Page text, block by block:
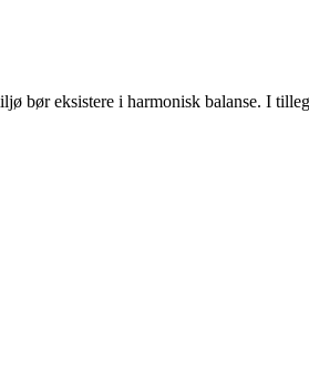
bør eksistere i harmonisk balanse. I